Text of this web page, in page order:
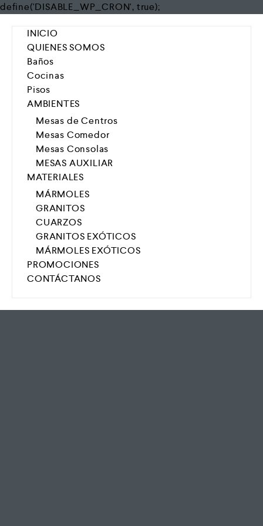
define('DISABLE_WP_CRON', true);
INICIO
QUIENES SOMOS
Baños
Cocinas
Pisos
AMBIENTES
Mesas de Centros
Mesas Comedor
Mesas Consolas
MESAS AUXILIAR
MATERIALES
MÁRMOLES
GRANITOS
CUARZOS
GRANITOS EXÓTICOS
MÁRMOLES EXÓTICOS
PROMOCIONES
CONTÁCTANOS